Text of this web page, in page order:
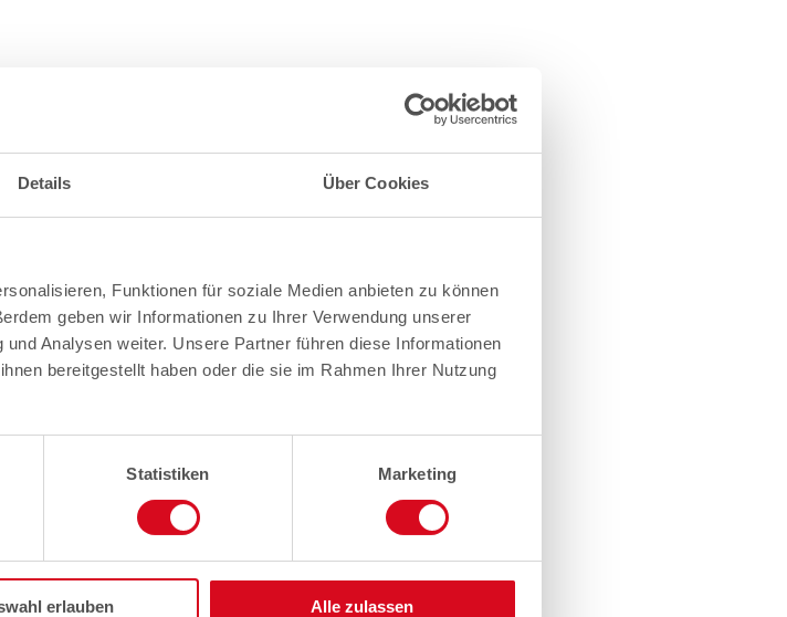
Details Über Cookies
Funktionen für soziale Medien anbieten zu können
geben wir Informationen zu Ihrer Verwendung unserer
Analysen weiter. Unsere Partner führen diese Informationen
bereitgestellt haben oder die sie im Rahmen Ihrer Nutzung
Statistiken Marketing
erlauben Alle zulassen